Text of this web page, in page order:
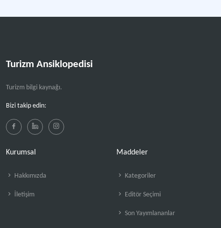
Turizm Ansiklopedisi
Turizm bilgi kaynağı.
Bizi takip edin:
Kurumsal
Hakkımızda
İletişim
Maddeler
Kategoriler
Editör Seçimi
Son Yayımlananlar